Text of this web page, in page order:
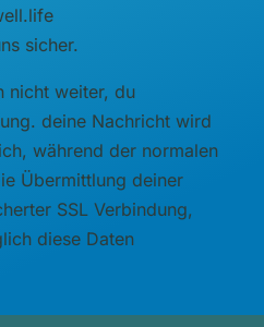
sicher.
nicht weiter, du
deine Nachricht wird
während der normalen
Übermittlung deiner
SSL Verbindung,
diese Daten